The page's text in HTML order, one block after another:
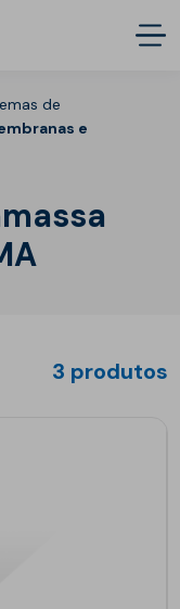
de
e
3 produtos